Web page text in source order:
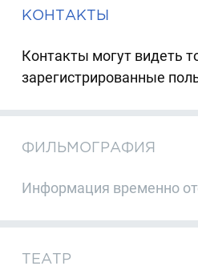
КОНТАКТЫ
Контакты могут видеть
зарегистрированные
ФИЛЬМОГРАФИЯ
Информация временно
ТЕАТР